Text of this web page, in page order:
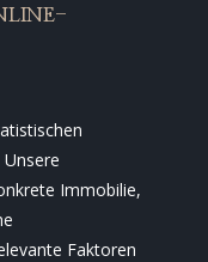
Immobilie,
Faktoren